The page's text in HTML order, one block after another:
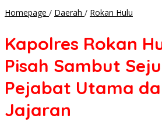
Homepage / Daerah / Rokan Hulu
Pimpin
Sambut
Sejumlah
Pejabat
Kapolres Rokan
Pisah Sambut
Pejabat Utama
Jajaran